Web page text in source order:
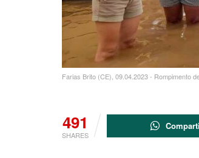
Farias Brito (CE), 09.04.2023 - Rompimento
491
SHARES